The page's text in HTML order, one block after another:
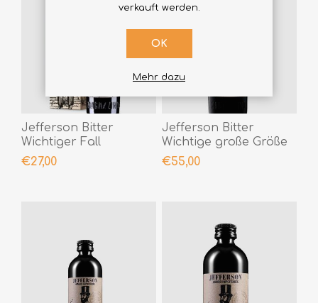
Jefferson Bitter
Wichtiger Fall
€27,00
Jefferson Bitter
Wichtige große Größe
€55,00
verkauft werden.
OK
Mehr dazu